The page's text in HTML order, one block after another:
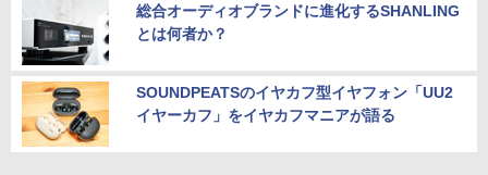
総合オーディオブランドに進化するSHANLING
とは何者か？
SOUNDPEATSのイヤカフ型イヤフォン「UU2
イヤーカフ」をイヤカフマニアが語る